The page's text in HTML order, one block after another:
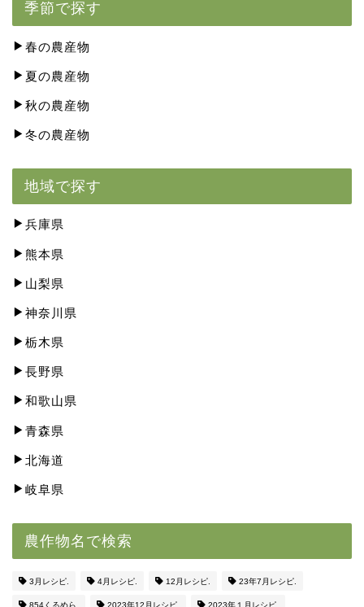
季節で探す
春の農産物
夏の農産物
秋の農産物
冬の農産物
地域で探す
兵庫県
熊本県
山梨県
神奈川県
栃木県
長野県
和歌山県
青森県
北海道
岐阜県
農作物名で検索
3月レシピ. 4月レシピ. 12月レシピ. 23年7月レシピ.
854くるめら. 2023年12月レシピ. 2023年１月レシピ.